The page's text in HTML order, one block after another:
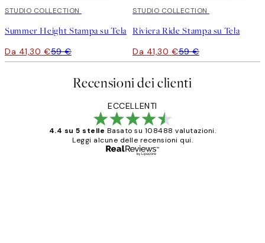
30%*
STUDIO COLLECTION
Summer Height Stampa su Tela
Da 41,30 €59 €
30%*
STUDIO COLLECTION
Riviera Ride Stampa su Tela
Da 41,30 €59 €
Recensioni dei clienti
ECCELLENTI
4.4 su 5 stelle Basato su 108488 valutazioni.
Leggi alcune delle recensioni qui.